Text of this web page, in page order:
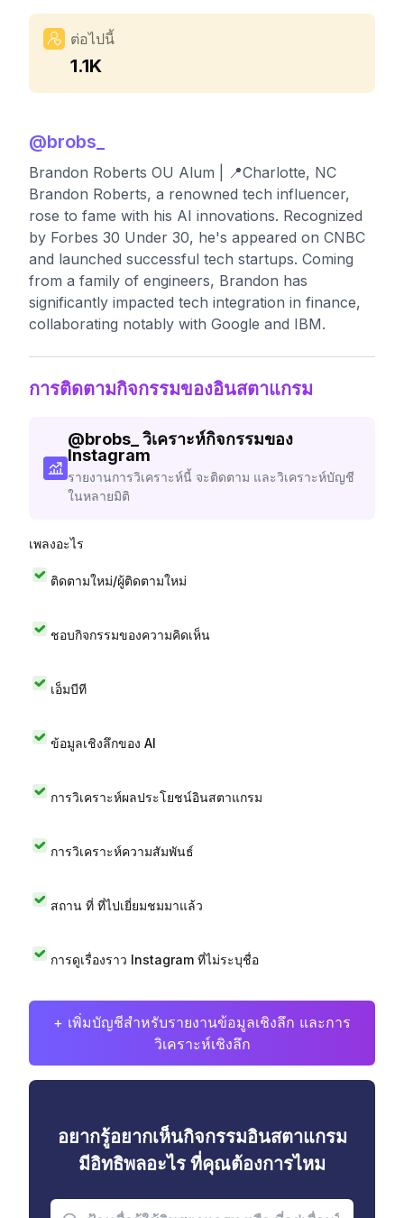
ต่อไปนี้
1.1K
@brobs_
Brandon Roberts OU Alum | 📍Charlotte, NC
Brandon Roberts, a renowned tech influencer,
rose to fame with his AI innovations. Recognized
by Forbes 30 Under 30, he's appeared on CNBC
and launched successful tech startups. Coming
from a family of engineers, Brandon has
significantly impacted tech integration in finance,
collaborating notably with Google and IBM.
การติดตามกิจกรรมของอินสตาแกรม
@brobs_
วิเคราะห์กิจกรรมของ
Instagram
รายงานการวิเคราะห์นี้ จะติดตาม และวิเคราะห์บัญชี
ในหลายมิติ
เพลงอะไร
ติดตามใหม่/ผู้ติดตามใหม่
ชอบกิจกรรมของความคิดเห็น
เอ็มบีที
ข้อมูลเชิงลึกของ AI
การวิเคราะห์ผลประโยชน์อินสตาแกรม
การวิเคราะห์ความสัมพันธ์
สถาน ที่ ที่ไปเยี่ยมชมมาแล้ว
การดูเรื่องราว Instagram ที่ไม่ระบุชื่อ
+ เพิ่มบัญชีสำหรับรายงานข้อมูลเชิงลึก และการ
วิเคราะห์เชิงลึก
อยากรู้อยากเห็นกิจกรรมอินสตาแกรม
มีอิทธิพลอะไร ที่คุณต้องการไหม